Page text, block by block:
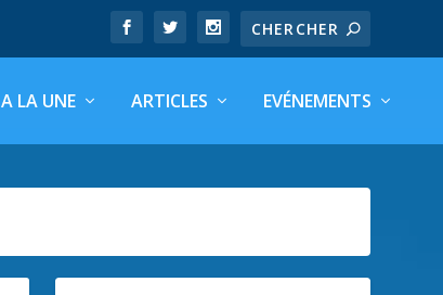
A LA UNE ARTICLES EVÉNEMENTS